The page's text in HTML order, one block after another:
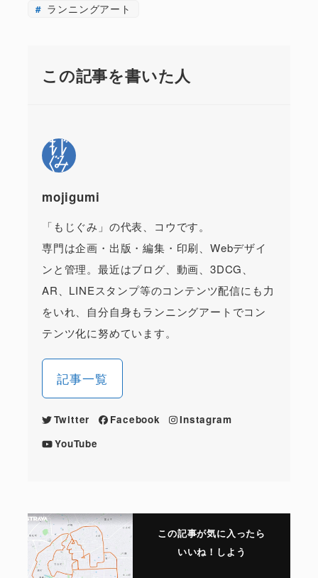
ランニングアート
この記事を書いた人
mojigumi
「もじぐみ」の代表、コウです。
専門は企画・出版・編集・印刷、Webデザイ
ンと管理。最近はブログ、動画、3DCG、
AR、LINEスタンプ等のコンテンツ配信にも力
をいれ、自分自身もランニングアートでコン
テンツ化に努めています。
記事一覧
Twitter Facebook
Instagram
YouTube
この記事が気に入ったら
いいね！しよう